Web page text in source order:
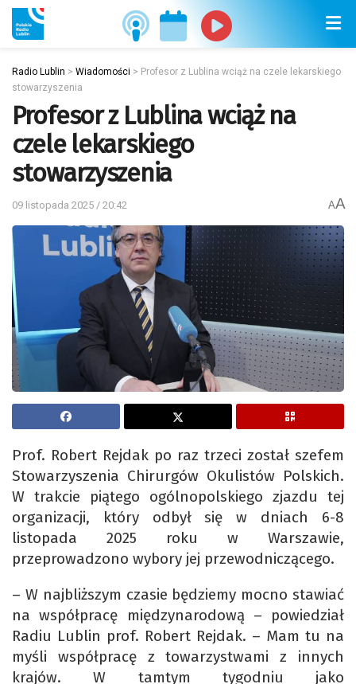
Radio Lublin > Wiadomości > Profesor z Lublina wciąż na czele lekarskiego
stowarzyszenia
Profesor z Lublina wciąż na
czele lekarskiego
stowarzyszenia
09 listopada 2025 / 20:42 AA
Prof. Robert Rejdak po raz trzeci został szefem
Stowarzyszenia Chirurgów Okulistów Polskich.
W trakcie piątego ogólnopolskiego zjazdu tej
organizacji, który odbył się w dniach 6-8
listopada 2025 roku w Warszawie,
przeprowadzono wybory jej przewodniczącego.
– W najbliższym czasie będziemy mocno stawiać
na współpracę międzynarodową – powiedział
Radiu Lublin prof. Robert Rejdak. – Mam tu na
myśli współpracę z towarzystwami z innych
krajów. W tamtym tygodniu jako